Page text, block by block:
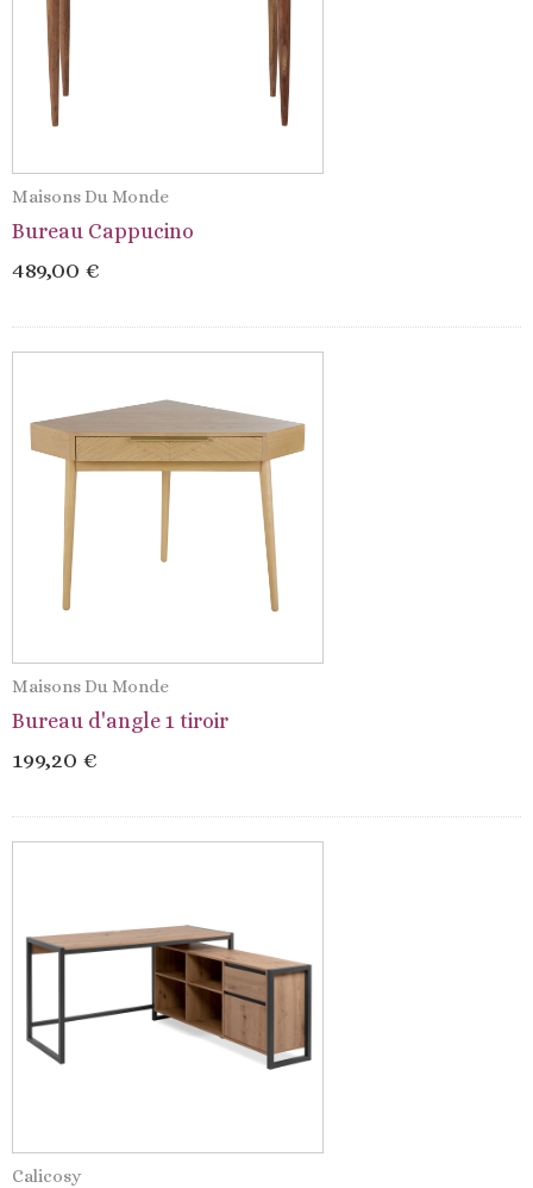
Maisons Du Monde
Bureau Cappucino
489,00 €
Maisons Du Monde
Bureau d'angle 1 tiroir
199,20 €
Calicosy